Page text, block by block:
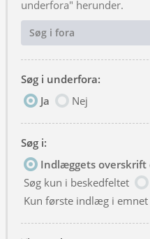
underfora" herunder.
Søg i fora
Søg i underfora:
Ja
Nej
Søg i:
Indlæggets overskrift
Søg kun i beskedfeltet
Kun første indlæg i emnet